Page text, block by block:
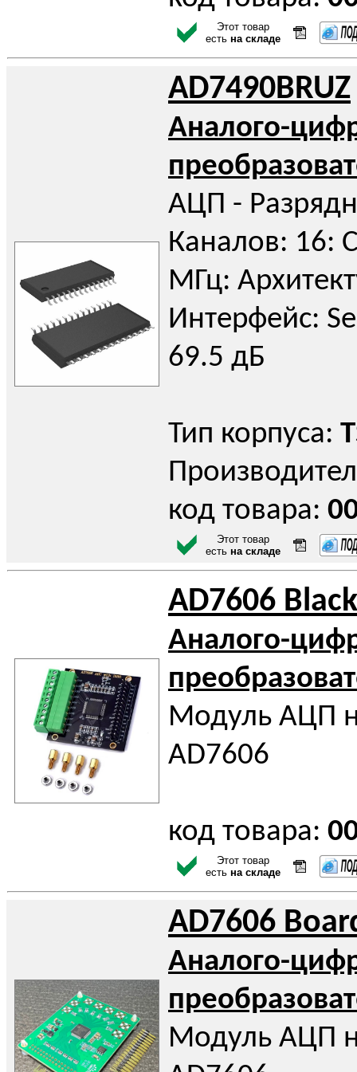
Этот товар
есть на складе
AD7490BRUZ
Аналого-
АЦП -
Каналов: 16:
МГц:
Интерфейс:
69.5 дБ
Тип корпуса:
код товара:
Этот товар
есть на складе
AD7606
Аналого-
Модуль АЦП
AD7606
код товара:
Этот товар
есть на складе
AD7606
Аналого-
Модуль АЦП